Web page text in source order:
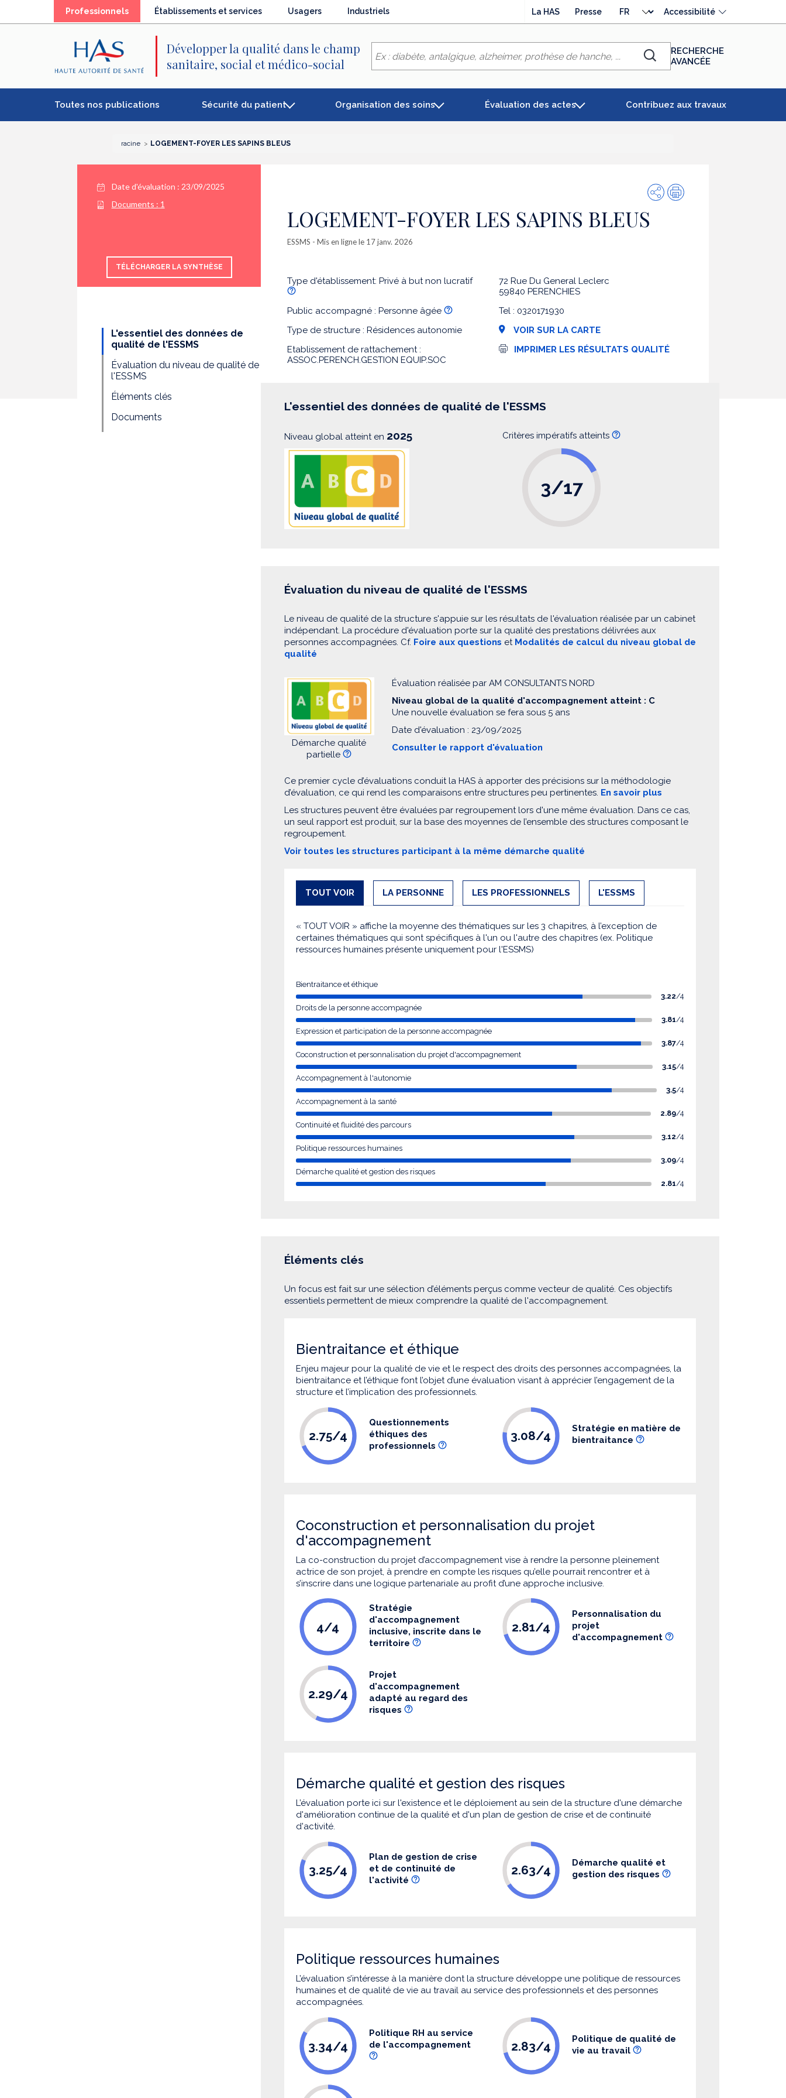
Professionnels Établissements et services Usagers Industriels La HAS Presse
langue
Accessibilité
Développer la qualité dans le champ
sanitaire, social et médico-social
Chercher
RECHERCHE
AVANCÉE
Toutes nos publications Sécurité du patient Organisation des soins Évaluation des actes Contribuez aux travaux
racine LOGEMENT-FOYER LES SAPINS BLEUS
Date d'évaluation : 23/09/2025
Documents : 1
TÉLÉCHARGER LA SYNTHÈSE
L'essentiel des données de
qualité de l'ESSMS
Évaluation du niveau de qualité de
l'ESSMS
Éléments clés
Documents
PartagerImpression
LOGEMENT-FOYER LES SAPINS BLEUS
ESSMS - Mis en ligne le 17 janv. 2026
Type d'établissement: Privé à but non lucratif
Public accompagné : Personne âgée
Type de structure : Résidences autonomie
Etablissement de rattachement :
ASSOC.PERENCH.GESTION EQUIP.SOC
72 Rue Du General Leclerc
59840 PERENCHIES
Tel : 0320171930
VOIR SUR LA CARTE
I
s
IMPRIMER LES RÉSULTATS QUALITÉ
L'essentiel des données de qualité de l'ESSMS
Niveau global atteint en 2025 Critères impératifs atteints
3/17
Évaluation du niveau de qualité de l'ESSMS
Le niveau de qualité de la structure s'appuie sur les résultats de l'évaluation réalisée par un cabinet
indépendant. La procédure d'évaluation porte sur la qualité des prestations délivrées aux
personnes accompagnées. Cf. Foire aux questions et Modalités de calcul du niveau global de
qualité
Démarche qualité
partielle
Évaluation réalisée par AM CONSULTANTS NORD
Niveau global de la qualité d'accompagnement atteint : C
Une nouvelle évaluation se fera sous 5 ans
Date d'évaluation : 23/09/2025
Consulter le rapport d'évaluation
Ce premier cycle d’évaluations conduit la HAS à apporter des précisions sur la méthodologie
d’évaluation, ce qui rend les comparaisons entre structures peu pertinentes. En savoir plus
Les structures peuvent être évaluées par regroupement lors d'une même évaluation. Dans ce cas,
un seul rapport est produit, sur la base des moyennes de l’ensemble des structures composant le
regroupement.
Voir toutes les structures participant à la même démarche qualité
TOUT VOIR LA PERSONNE LES PROFESSIONNELS L'ESSMS
« TOUT VOIR » affiche la moyenne des thématiques sur les 3 chapitres, à l’exception de
certaines thématiques qui sont spécifiques à l'un ou l'autre des chapitres (ex. Politique
ressources humaines présente uniquement pour l'ESSMS)
Bientraitance et éthique
3.22/4
Droits de la personne accompagnée
3.81/4
Expression et participation de la personne accompagnée
3.87/4
Coconstruction et personnalisation du projet d'accompagnement
3.15/4
Accompagnement à l'autonomie
3.5/4
Accompagnement à la santé
2.89/4
Continuité et fluidité des parcours
3.12/4
Politique ressources humaines
3.09/4
Démarche qualité et gestion des risques
2.81/4
Éléments clés
Un focus est fait sur une sélection d’éléments perçus comme vecteur de qualité. Ces objectifs
essentiels permettent de mieux comprendre la qualité de l'accompagnement.
Bientraitance et éthique
Enjeu majeur pour la qualité de vie et le respect des droits des personnes accompagnées, la
bientraitance et l’éthique font l’objet d’une évaluation visant à apprécier l’engagement de la
structure et l’implication des professionnels.
2.75/4
Questionnements
éthiques des
professionnels
3.08/4
Stratégie en matière de
bientraitance
Coconstruction et personnalisation du projet
d'accompagnement
La co-construction du projet d’accompagnement vise à rendre la personne pleinement
actrice de son projet, à prendre en compte les risques qu’elle pourrait rencontrer et à
s’inscrire dans une logique partenariale au profit d’une approche inclusive.
4/4
Stratégie
d'accompagnement
inclusive, inscrite dans le
territoire
2.81/4
Personnalisation du
projet
d'accompagnement
2.29/4
Projet
d'accompagnement
adapté au regard des
risques
Démarche qualité et gestion des risques
L’évaluation porte ici sur l'existence et le déploiement au sein de la structure d'une démarche
d'amélioration continue de la qualité et d'un plan de gestion de crise et de continuité
d'activité.
3.25/4
Plan de gestion de crise
et de continuité de
l'activité
2.63/4
Démarche qualité et
gestion des risques
Politique ressources humaines
L’évaluation s’intéresse à la manière dont la structure développe une politique de ressources
humaines et de qualité de vie au travail au service des professionnels et des personnes
accompagnées.
3.34/4
Politique RH au service
de l'accompagnement
2.83/4
Politique de qualité de
vie au travail